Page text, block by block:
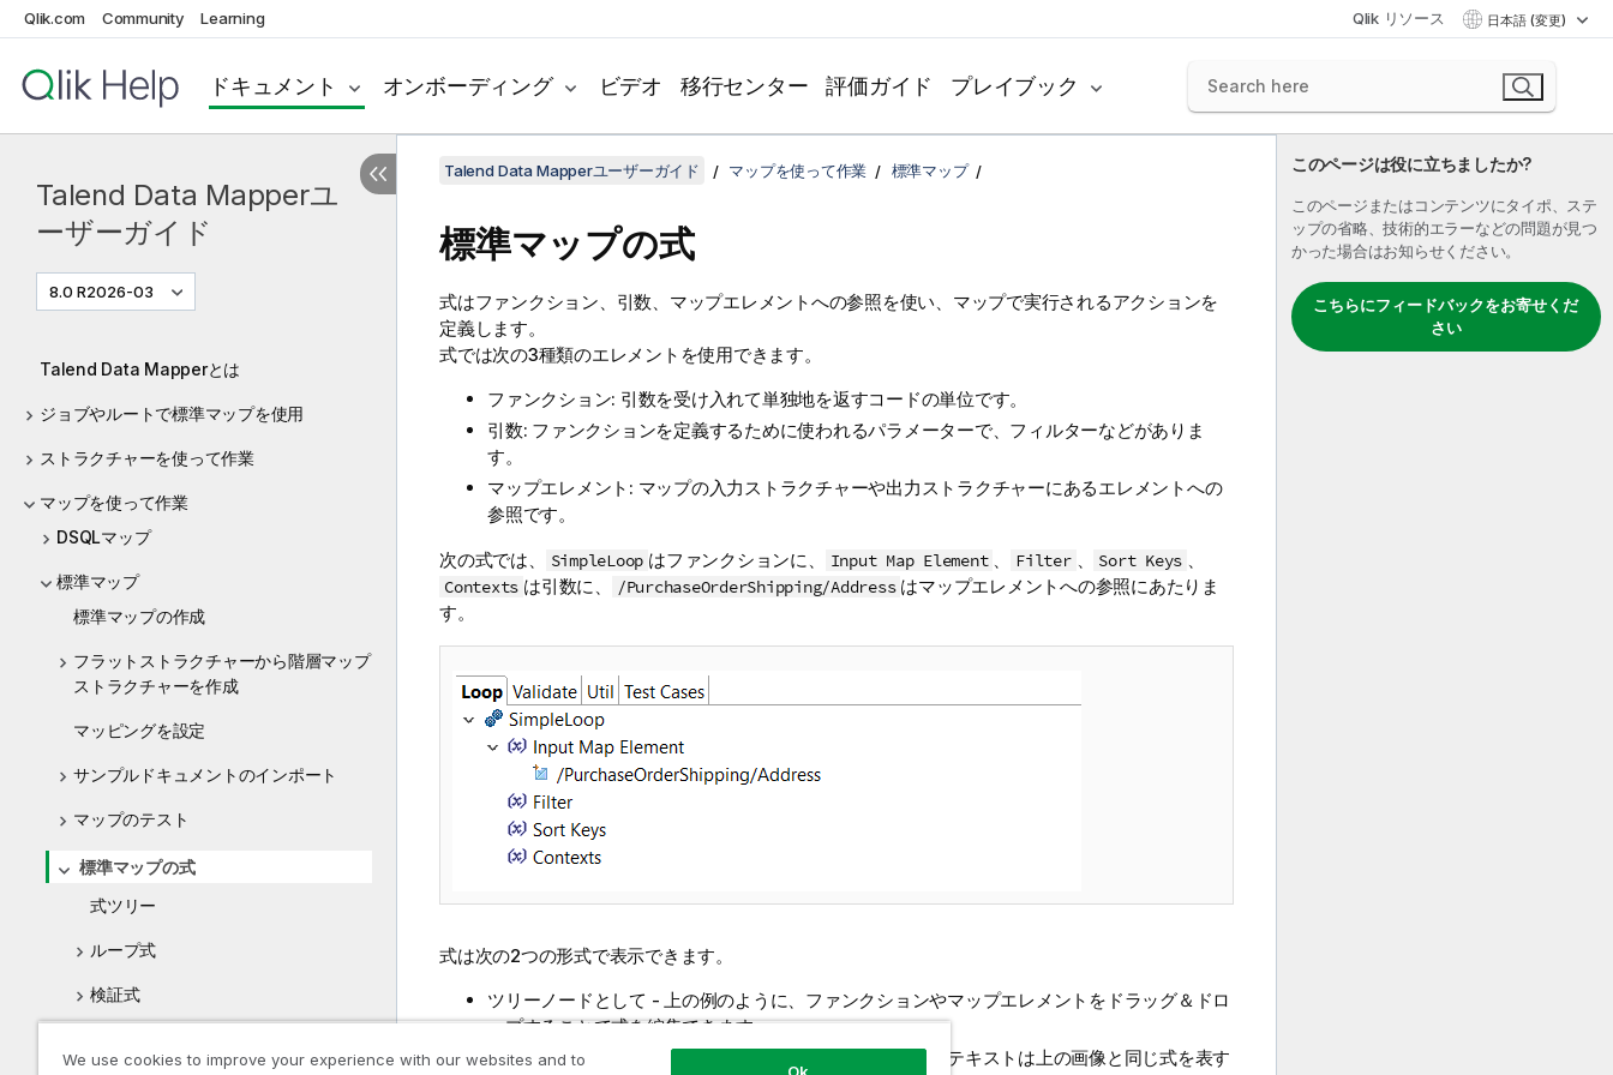
Qlik.com Community Learning Qlik リソース 日本語 (変更)
ドキュメント オンボーディング ビデオ 移行センター 評価ガイド プレイブック
Talend Data Mapperユ
ーザーガイド
8.0 R2026-03
Talend Data Mapperとは
ジョブやルートで標準マップを使用
ストラクチャーを使って作業
マップを使って作業
DSQLマップ
標準マップ
標準マップの作成
フラットストラクチャーから階層マップ
ストラクチャーを作成
マッピングを設定
サンプルドキュメントのインポート
マップのテスト
標準マップの式
式ツリー
ループ式
検証式
このページは役に立ちましたか?
このページまたはコンテンツにタイポ、ステ
ップの省略、技術的エラーなどの問題が見つ
かった場合はお知らせください。
こちらにフィードバックをお寄せくだ
さい
Talend Data Mapperユーザーガイド マップを使って作業 標準マップ
標準マップの式
式はファンクション、引数、マップエレメントへの参照を使い、マップで実行されるアクションを
定義します。
式では次の3種類のエレメントを使用できます。
ファンクション: 引数を受け入れて単独地を返すコードの単位です。
引数: ファンクションを定義するために使われるパラメーターで、フィルターなどがありま
す。
マップエレメント: マップの入力ストラクチャーや出力ストラクチャーにあるエレメントへの
参照です。
次の式では、
SimpleLoop はファンクションに、 Input Map Element 、 Filter 、 Sort Keys 、
Contexts は引数に、 /PurchaseOrderShipping/Address はマップエレメントへの参照にあたりま
す。
式は次の2つの形式で表示できます。
ツリーノードとして - 上の例のように、ファンクションやマップエレメントをドラッグ＆ドロ
ップすることで式を編集できます。
テキストとして - 入力することで式を操作できます。次のテキストは上の画像と同じ式を表す
We use cookies to improve your experience with our websites and to